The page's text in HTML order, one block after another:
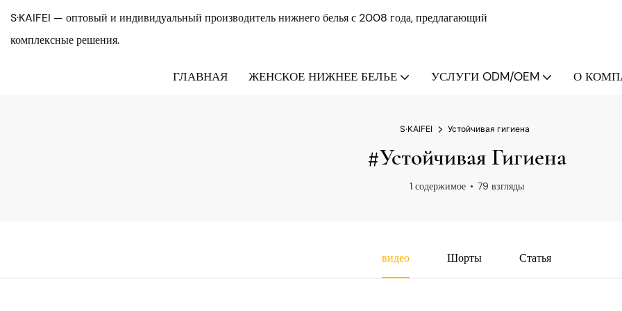
S·KAIFEI — оптовый и индивидуальный производитель нижнего белья с 2008 года, предлагающий
комплексные решения.
ГЛАВНАЯ ЖЕНСКОЕ НИЖНЕЕ БЕЛЬЕ УСЛУГИ ODM/OEM О
S·KAIFEI Устойчивая гигиена
#Устойчивая Гигиена
1 содержимое 79 взгляды
видео Шорты Статья